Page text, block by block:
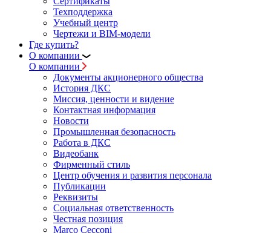
Техподдержка
Учебный центр
Чертежи и BIM-модели
Где купить?
О компании
О компании
Документы акционерного общества
История ДКС
Миссия, ценности и видение
Контактная информация
Новости
Промышленная безопасность
Работа в ДКС
Видеобанк
Фирменный стиль
Центр обучения и развития персонала
Публикации
Реквизиты
Социальная ответственность
Честная позиция
Marco Cecconi